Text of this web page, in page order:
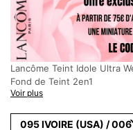
Lancôme Teint Idole Ultra
Fond de Teint 2en1
Description :
foundcealer de Lancôme,
Voir plus
095 IVOIRE (USA) / 006